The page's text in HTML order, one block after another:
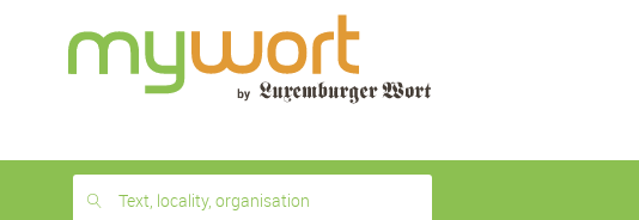
month
free
Text, locality, organisation